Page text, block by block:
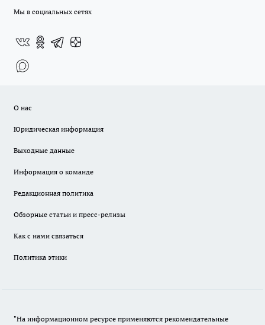
Мы в социальных сетях
О нас
Юридическая информация
Выходные данные
Информация о команде
Редакционная политика
Обзорные статьи и пресс-релизы
Как с нами связаться
Политика этики
"На информационном ресурсе применяются рекомендательные